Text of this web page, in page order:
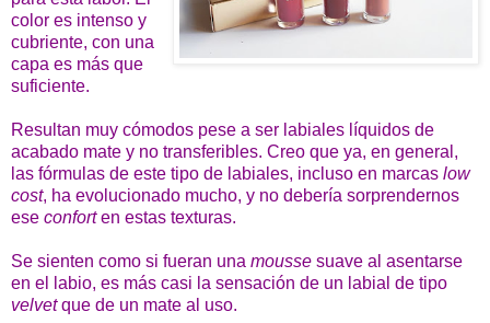
color es intenso y
cubriente, con una
capa es más que
suficiente.
Resultan muy cómodos pese a ser labiales líquidos de
acabado mate y no transferibles. Creo que ya, en general,
las fórmulas de este tipo de labiales, incluso en marcas low
cost, ha evolucionado mucho, y no debería sorprendernos
ese conforten estas texturas.
Se sienten como si fueran una mousse suave al asentarse
en el labio, es más casi la sensación de un labial de tipo
velvetque de un mate al uso.